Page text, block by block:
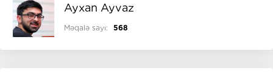
Ayxan Ayvaz
Məqalə sayı: 568